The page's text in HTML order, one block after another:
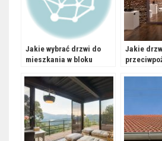
Jakie wybrać drzwi do
mieszkania w bloku
Jakie